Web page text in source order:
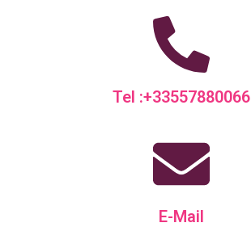
Tel :+33557880066
E-Mail